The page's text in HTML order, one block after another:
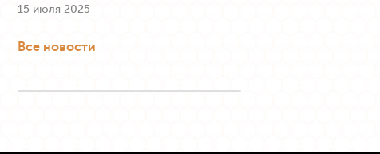
15 июля 2025
Все новости